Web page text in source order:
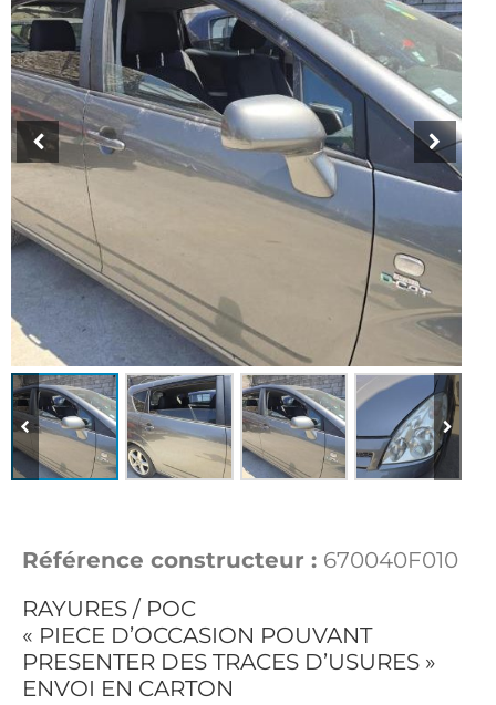
Référence constructeur : 670040F010
RAYURES / POC
« PIECE D’OCCASION POUVANT
PRESENTER DES TRACES D’USURES »
ENVOI EN CARTON